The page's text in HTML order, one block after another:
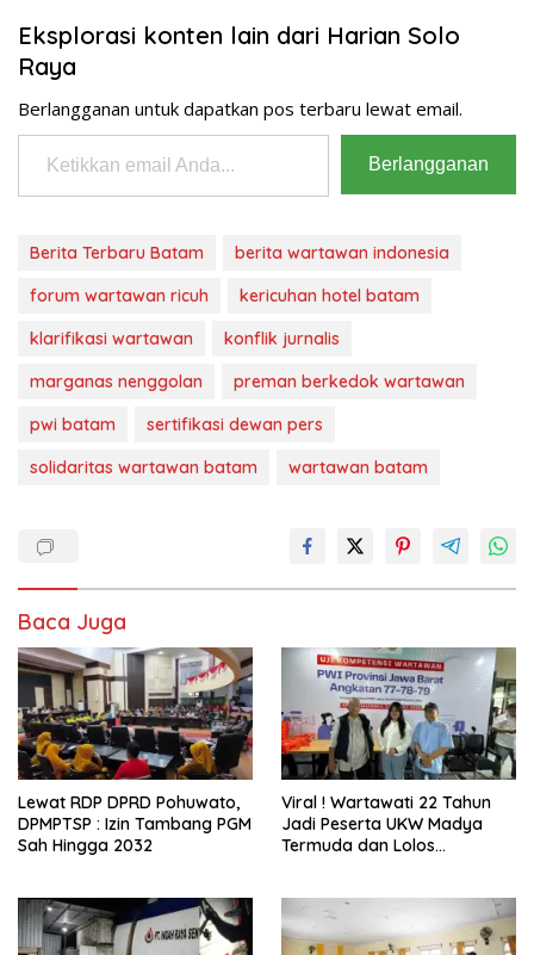
Eksplorasi konten lain dari Harian Solo
Raya
Berlangganan untuk dapatkan pos terbaru lewat email.
Ketikkan email Anda...
Berlangganan
Berita Terbaru Batam
berita wartawan indonesia
forum wartawan ricuh
kericuhan hotel batam
klarifikasi wartawan
konflik jurnalis
marganas nenggolan
preman berkedok wartawan
pwi batam
sertifikasi dewan pers
solidaritas wartawan batam
wartawan batam
Baca Juga
Lewat RDP DPRD Pohuwato,
DPMPTSP : Izin Tambang PGM
Sah Hingga 2032
Viral ! Wartawati 22 Tahun
Jadi Peserta UKW Madya
Termuda dan Lolos